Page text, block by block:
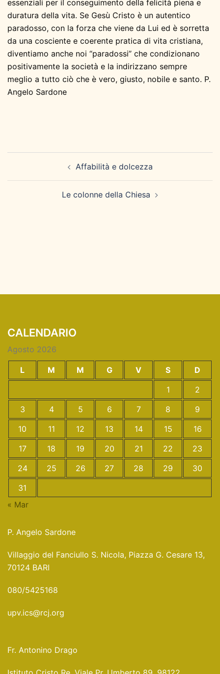
essenziali per il conseguimento della felicità piena e
duratura della vita. Se Gesù Cristo è un autentico
paradosso, con la forza che viene da Lui ed è sorretta
da una cosciente e coerente pratica di vita cristiana,
diventiamo anche noi “paradossi” che condizionano
positivamente la società e la indirizzano sempre
meglio a tutto ciò che è vero, giusto, nobile e santo. P.
Angelo Sardone
Affabilità e dolcezza
Le colonne della Chiesa
CALENDARIO
Agosto 2026
L M M G V S
D
1
2
3
4 5 6 7 8
9
10
11 12 13 14 15
16
17
18 19 20 21 22
23
24
25 26 27 28 29
30
31
« Mar
P. Angelo Sardone
Villaggio del Fanciullo S. Nicola, Piazza G. Cesare 13,
70124 BARI
080/5425168
upv.ics@rcj.org
Fr. Antonino Drago